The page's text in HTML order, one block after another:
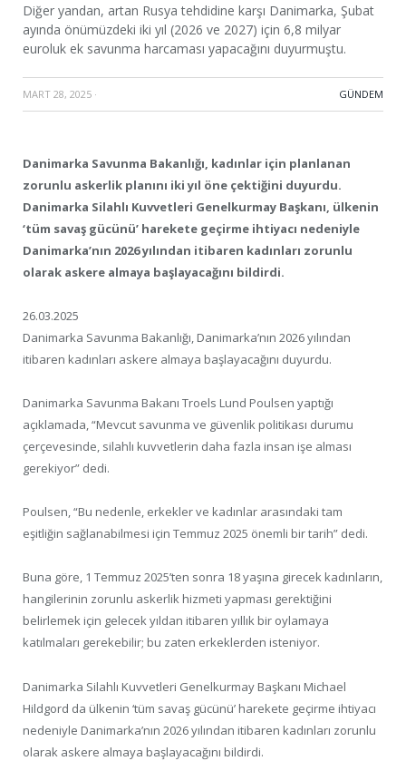
Diğer yandan, artan Rusya tehdidine karşı Danimarka, Şubat
ayında önümüzdeki iki yıl (2026 ve 2027) için 6,8 milyar
euroluk ek savunma harcaması yapacağını duyurmuştu.
MART 28, 2025 · GÜNDEM
Danimarka Savunma Bakanlığı, kadınlar için planlanan
zorunlu askerlik planını iki yıl öne çektiğini duyurdu.
Danimarka Silahlı Kuvvetleri Genelkurmay Başkanı, ülkenin
‘tüm savaş gücünü’ harekete geçirme ihtiyacı nedeniyle
Danimarka’nın 2026 yılından itibaren kadınları zorunlu
olarak askere almaya başlayacağını bildirdi.
26.03.2025
Danimarka Savunma Bakanlığı, Danimarka’nın 2026 yılından
itibaren kadınları askere almaya başlayacağını duyurdu.
Danimarka Savunma Bakanı Troels Lund Poulsen yaptığı
açıklamada, “Mevcut savunma ve güvenlik politikası durumu
çerçevesinde, silahlı kuvvetlerin daha fazla insan işe alması
gerekiyor” dedi.
Poulsen, “Bu nedenle, erkekler ve kadınlar arasındaki tam
eşitliğin sağlanabilmesi için Temmuz 2025 önemli bir tarih” dedi.
Buna göre, 1 Temmuz 2025’ten sonra 18 yaşına girecek kadınların,
hangilerinin zorunlu askerlik hizmeti yapması gerektiğini
belirlemek için gelecek yıldan itibaren yıllık bir oylamaya
katılmaları gerekebilir; bu zaten erkeklerden isteniyor.
Danimarka Silahlı Kuvvetleri Genelkurmay Başkanı Michael
Hildgord da ülkenin ‘tüm savaş gücünü’ harekete geçirme ihtiyacı
nedeniyle Danimarka’nın 2026 yılından itibaren kadınları zorunlu
olarak askere almaya başlayacağını bildirdi.